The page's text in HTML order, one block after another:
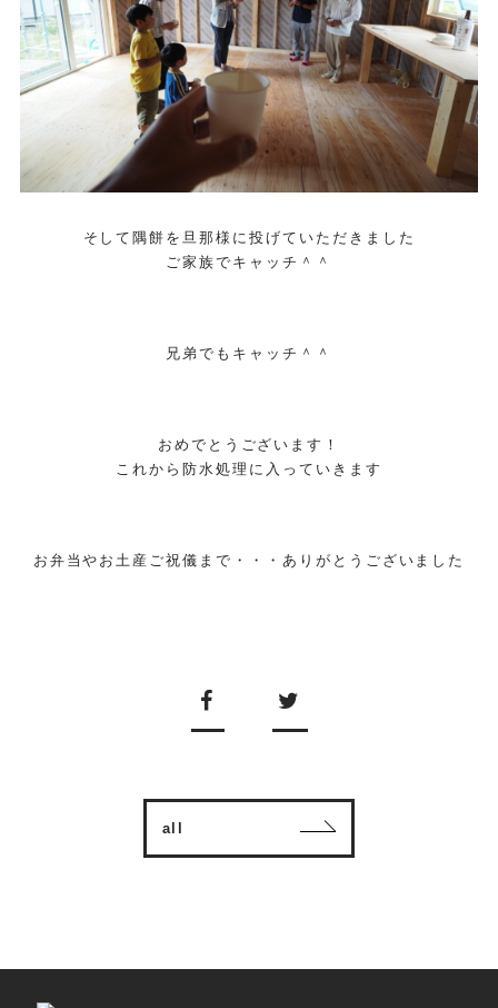
そして隅餅を旦那様に投げていただきました
ご家族でキャッチ＾＾
兄弟でもキャッチ＾＾
おめでとうございます！
これから防水処理に入っていきます
お弁当やお土産ご祝儀まで・・・ありがとうございました
all